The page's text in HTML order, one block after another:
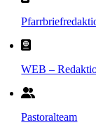
WEB –
Pastoralteam